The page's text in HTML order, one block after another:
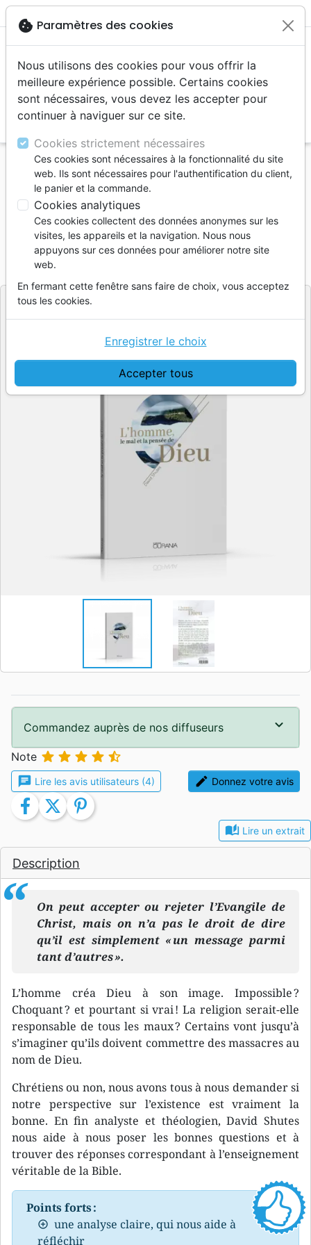
menu
Accueil Livres
Découverte de la foi
Homme, le mal et la pensée de Dieu (L')
L'homme, le mal et la pensée de Dieu
Auteur :David Shutes
RéférenceOUR2019 EAN9782889130191
Editeur Ourania
auto_stories Lire un extrait
Description
On peut accepter ou rejeter l’Evangile de
Christ, mais on n’a pas le droit de dire
qu’il est simplement « un message parmi
tant d’autres ».
L’homme créa Dieu à son image. Impossible ?
Choquant ? et pourtant si vrai ! La religion serait-elle
responsable de tous les maux ? Certains vont jusqu’à
s’imaginer qu’ils doivent commettre des massacres au
nom de Dieu.
Chrétiens ou non, nous avons tous à nous demander si
notre perspective sur l’existence est vraiment la
bonne. En fin analyste et théologien, David Shutes
nous aide à nous poser les bonnes questions et à
trouver des réponses correspondant à l’enseignement
véritable de la Bible.
Points forts :
une analyse claire, qui nous aide à
réfléchir
Commandez auprès de nos diffuseurs
Note     
chat Lire les avis utilisateurs (4) edit Donnez votre avis
facebook twitter pinterest
cookie Paramètres des cookies
Nous utilisons des cookies pour vous offrir la
meilleure expérience possible. Certains cookies
sont nécessaires, vous devez les accepter pour
continuer à naviguer sur ce site.
Cookies strictement nécessaires
Ces cookies sont nécessaires à la fonctionnalité du site
web. Ils sont nécessaires pour l'authentification du client,
le panier et la commande.
Cookies analytiques
Ces cookies collectent des données anonymes sur les
visites, les appareils et la navigation. Nous nous
appuyons sur ces données pour améliorer notre site
web.
En fermant cette fenêtre sans faire de choix, vous acceptez
tous les cookies.
Accepter tous
Enregistrer le choix